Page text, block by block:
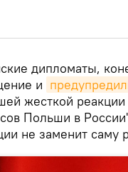
дипломаты,
и
жесткой реакции
Польши в
не заменит саму